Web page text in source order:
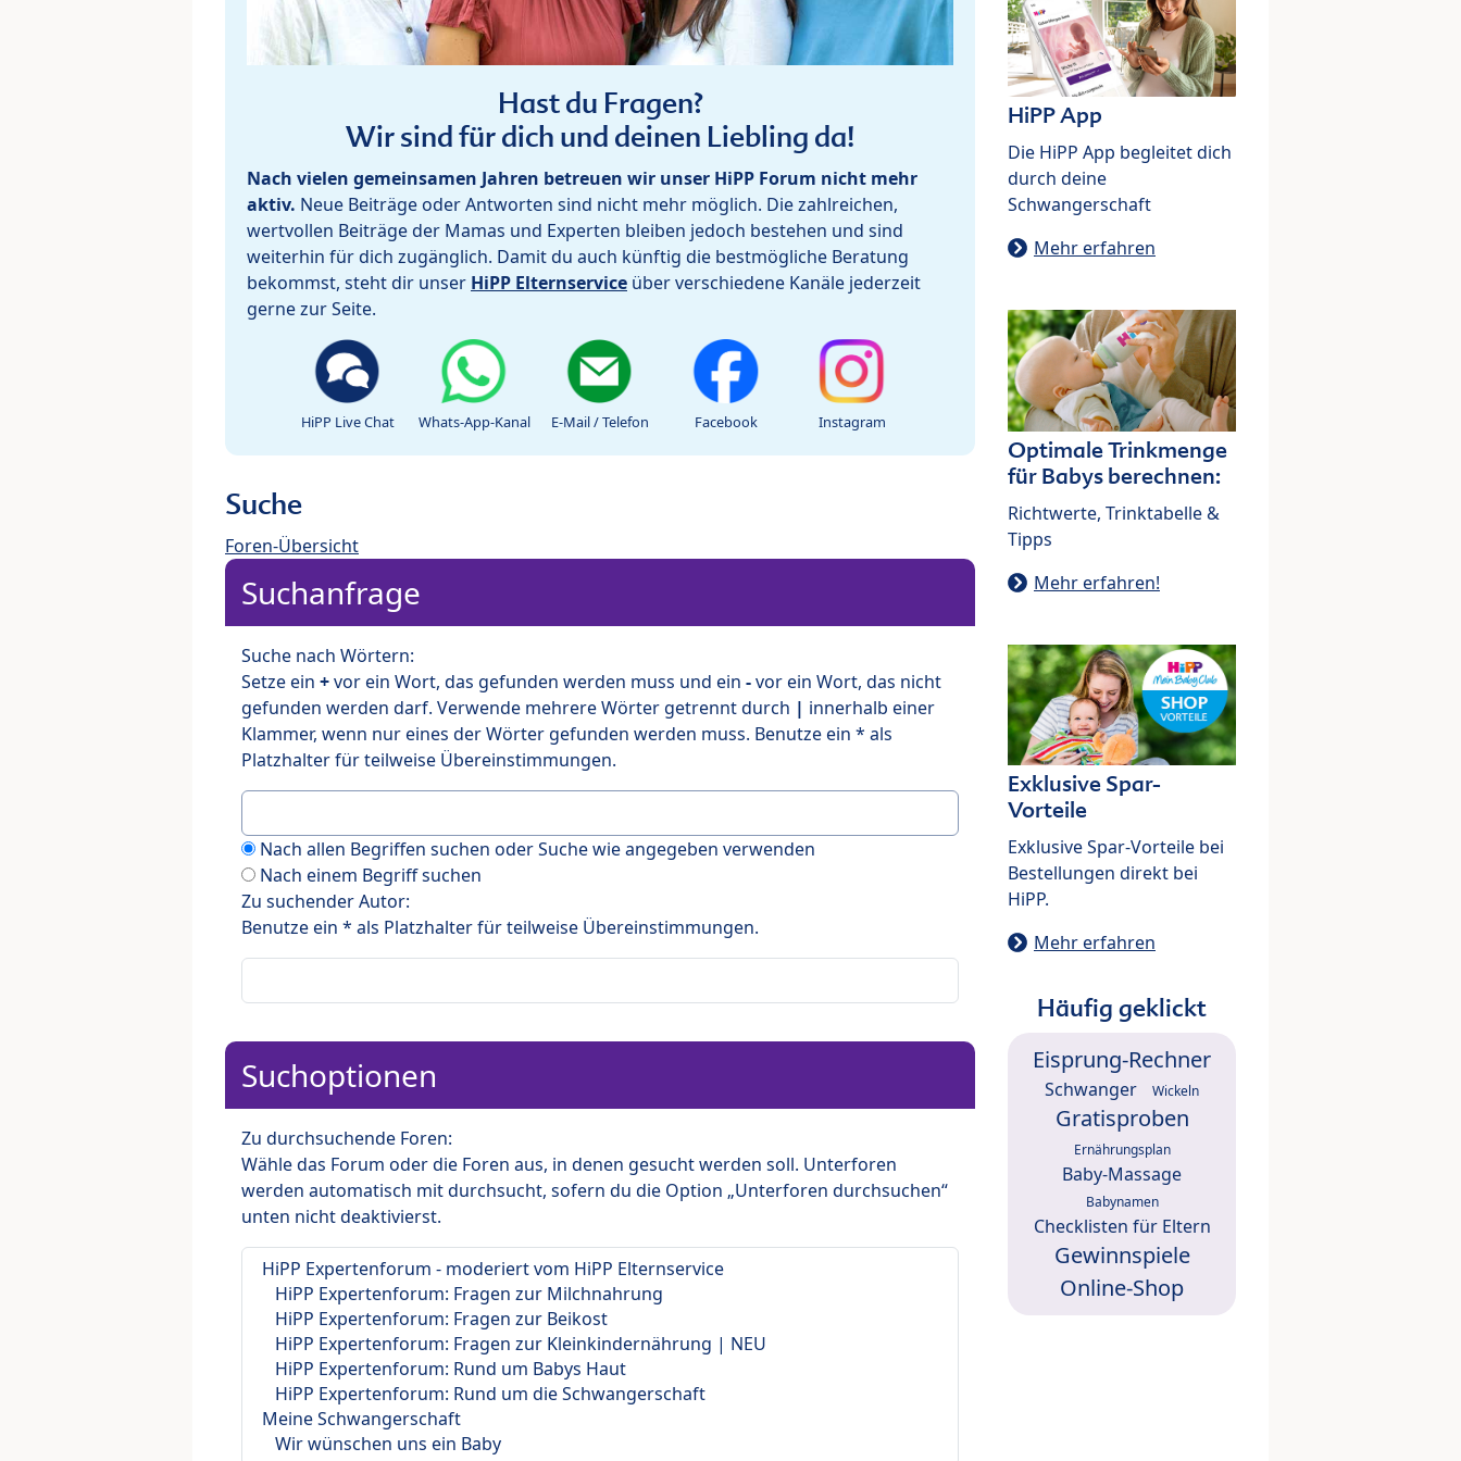
Hast du Fragen?
Wir sind für dich und deinen Liebling da!
Nach vielen gemeinsamen Jahren betreuen wir unser HiPP Forum nicht mehr
aktiv. Neue Beiträge oder Antworten sind nicht mehr möglich. Die zahlreichen,
wertvollen Beiträge der Mamas und Experten bleiben jedoch bestehen und sind
weiterhin für dich zugänglich. Damit du auch künftig die bestmögliche Beratung
bekommst, steht dir unser HiPP Elternservice über verschiedene Kanäle jederzeit
gerne zur Seite.
HiPP Live Chat Whats-App-Kanal E-Mail / Telefon Facebook Instagram
Suche
Foren-Übersicht
Suchanfrage
Suche nach Wörtern:
Setze ein +vor ein Wort, das gefunden werden muss und ein -vor ein Wort, das nicht
gefunden werden darf. Verwende mehrere Wörter getrennt durch | innerhalb einer
Klammer, wenn nur eines der Wörter gefunden werden muss. Benutze ein * als
Platzhalter für teilweise Übereinstimmungen.
Nach allen Begriffen suchen oder Suche wie angegeben verwenden
Nach einem Begriff suchen
Zu suchender Autor:
Benutze ein * als Platzhalter für teilweise Übereinstimmungen.
Suchoptionen
Zu durchsuchende Foren:
Wähle das Forum oder die Foren aus, in denen gesucht werden soll. Unterforen
werden automatisch mit durchsucht, sofern du die Option „Unterforen durchsuchen“
unten nicht deaktivierst.
HiPP App
Die HiPP App begleitet dich
durch deine
Schwangerschaft
Mehr erfahren
Optimale Trinkmenge
für Babys berechnen:
Richtwerte, Trinktabelle &
Tipps
Mehr erfahren!
Exklusive Spar-
Vorteile
Exklusive Spar-Vorteile bei
Bestellungen direkt bei
HiPP.
Mehr erfahren
Häufig geklickt
Eisprung-Rechner
Schwanger Wickeln
Gratisproben
Ernährungsplan
Baby-Massage
Babynamen
Checklisten für Eltern
Gewinnspiele
Online-Shop